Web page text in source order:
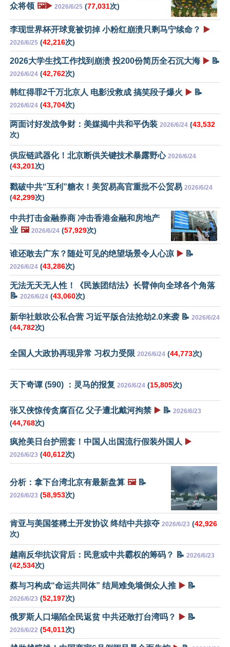
众将领 🖼️▶️ 2026/6/25 (77,031次)
李现世界杯开球竟被切掉 小粉红崩溃只剩马宁续命？ ▶️
2026/6/25 (42,216次)
2026大学生找工作找到崩溃 投200份简历全石沉大海 ▶️ 📝
2026/6/24 (42,762次)
韩红得罪2千万北京人 电影没救成 搞笑段子爆火 ▶️ 📝
2026/6/24 (43,704次)
两面讨好发战争财：美媒揭中共和平伪装 2026/6/24 (43,532
次)
供应链武器化！北京断供关键技术暴露野心 2026/6/24
(43,201次)
戳破中共“互利”糖衣！美贸易高官重批不公贸易 2026/6/24
(42,299次)
中共打击金融券商 冲击香港金融和房地产
业 🖼️ 2026/6/24 (57,929次)
谁还敢去广东？随处可见的绝望场景令人心凉 ▶️ 📝
2026/6/24 (43,286次)
无法无天无人性！《民族团结法》长臂伸向全球各个角落
📝 2026/6/24 (43,060次)
新华社鼓吹公私合营 习近平版合法抢劫2.0来袭 📝 2026/6/24
(44,782次)
全国人大政协再现异常 习权力受限 2026/6/24 (44,773次)
天下奇谭 (590) ：灵马的报复 2026/6/24 (15,805次)
张又侠惊传贪腐百亿 父子遭北戴河拘禁 ▶️ 📝 2026/6/23
(44,768次)
疯抢美日台护照套！中国人出国流行假装外国人 ▶️
2026/6/23 (40,612次)
分析：拿下台湾北京有最新盘算 🖼️📝
2026/6/23 (58,953次)
肯亚与美国签稀土开发协议 终结中共掠夺 2026/6/23 (42,926
次)
越南反华抗议背后：民意或中共霸权的筹码？ 📝 2026/6/23
(42,534次)
蔡与习构成“命运共同体” 结局难免墙倒众人推 ▶️ 📝
2026/6/23 (52,197次)
俄罗斯人口塌陷全民返贫 中共还敢打台湾吗？ ▶️ 📝
2026/6/22 (54,011次)